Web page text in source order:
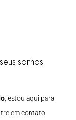
sonhos
, estou aqui para
em contato